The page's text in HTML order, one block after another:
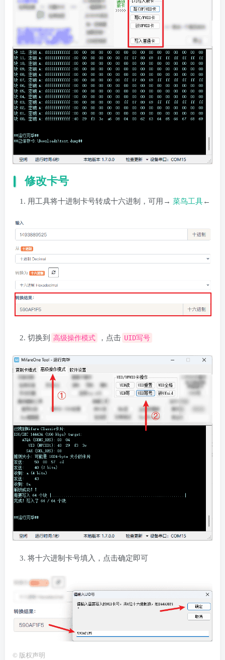
修改卡号
用工具将十进制卡号转成十六进制，可用→ 菜鸟工具←
切换到 高级操作模式 ，点击 UID写号
将十六进制卡号填入，点击确定即可
© 版权声明